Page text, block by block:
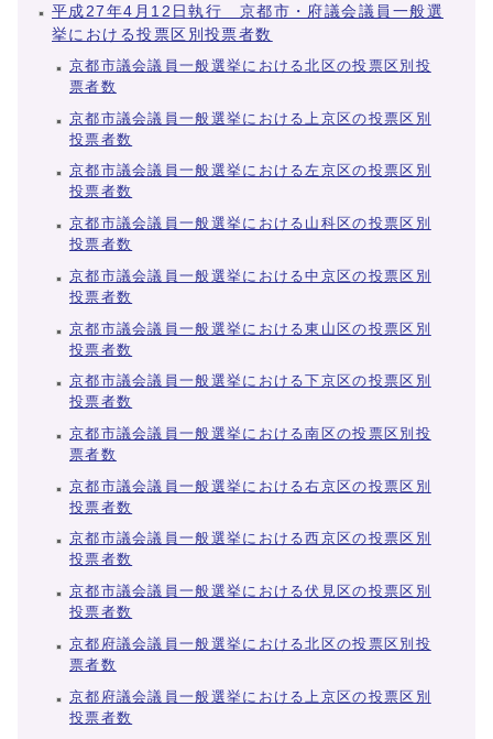
平成27年4月12日執行 京都市・府議会議員一般選
挙における投票区別投票者数
京都市議会議員一般選挙における北区の投票区別投
票者数
京都市議会議員一般選挙における上京区の投票区別
投票者数
京都市議会議員一般選挙における左京区の投票区別
投票者数
京都市議会議員一般選挙における山科区の投票区別
投票者数
京都市議会議員一般選挙における中京区の投票区別
投票者数
京都市議会議員一般選挙における東山区の投票区別
投票者数
京都市議会議員一般選挙における下京区の投票区別
投票者数
京都市議会議員一般選挙における南区の投票区別投
票者数
京都市議会議員一般選挙における右京区の投票区別
投票者数
京都市議会議員一般選挙における西京区の投票区別
投票者数
京都市議会議員一般選挙における伏見区の投票区別
投票者数
京都府議会議員一般選挙における北区の投票区別投
票者数
京都府議会議員一般選挙における上京区の投票区別
投票者数